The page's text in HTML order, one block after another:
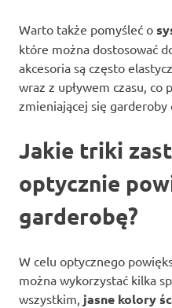
Warto także pomyśleć o
które można dostosować
akcesoria są często
wraz z upływem czasu, co
zmieniającej się garderoby
Jakie triki
optycznie
garderobę?
W celu optycznego
można wykorzystać kilka
wszystkim, jasne kolory